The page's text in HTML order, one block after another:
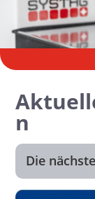
n
Die